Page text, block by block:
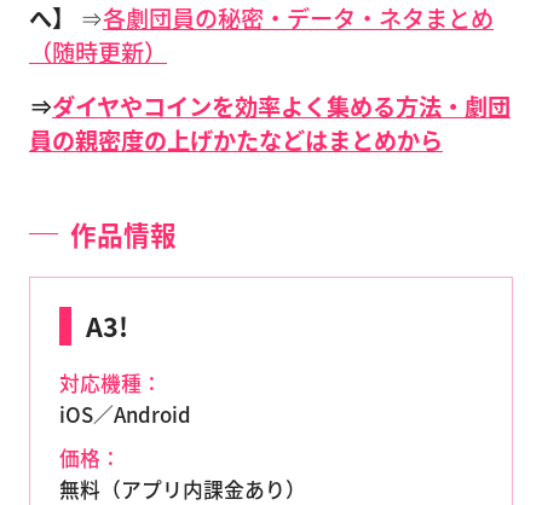
へ】
⇒各劇団員の秘密・データ・ネタまとめ
（随時更新）
⇒ダイヤやコインを効率よく集める方法・劇団
員の親密度の上げかたなどはまとめから
作品情報
A3!
対応機種：
iOS／Android
価格：
無料（アプリ内課金あり）